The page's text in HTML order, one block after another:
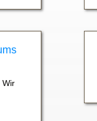
Wir